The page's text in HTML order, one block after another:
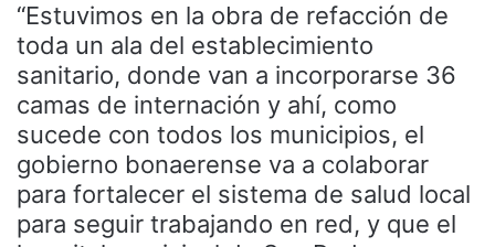
“Estuvimos en la obra de refacción de
toda un ala del establecimiento
sanitario, donde van a incorporarse 36
camas de internación y ahí, como
sucede con todos los municipios, el
gobierno bonaerense va a colaborar
para fortalecer el sistema de salud local
para seguir trabajando en red, y que el